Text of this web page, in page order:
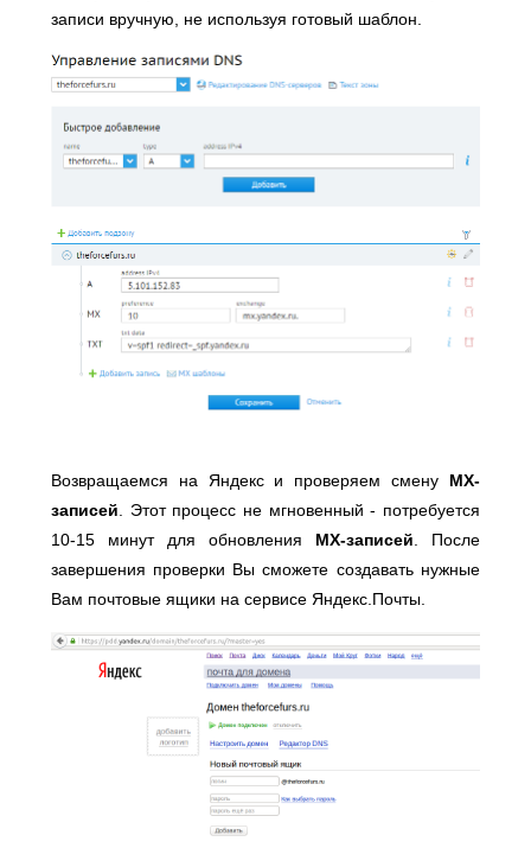
записи вручную, не используя готовый шаблон.
Возвращаемся на Яндекс и проверяем смену MX-
записей . Этот процесс не мгновенный - потребуется
10-15 минут для обновления MX-записей . После
завершения проверки Вы сможете создавать нужные
Вам почтовые ящики на сервисе Яндекс.Почты.